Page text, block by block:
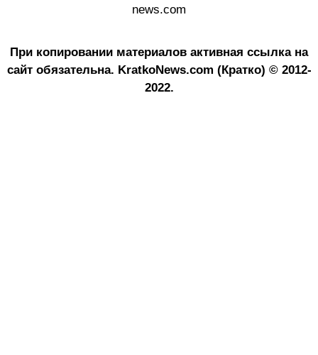
news.com
При копировании материалов активная ссылка на
сайт обязательна. KratkoNews.com (Кратко) © 2012-
2022.